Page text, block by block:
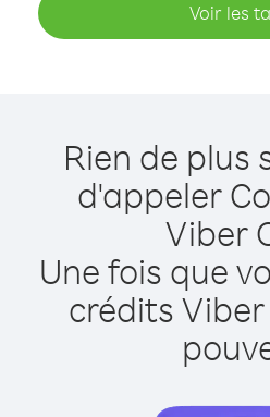
Voir les
Rien de plus
d'appeler
Viber
Une fois que
crédits